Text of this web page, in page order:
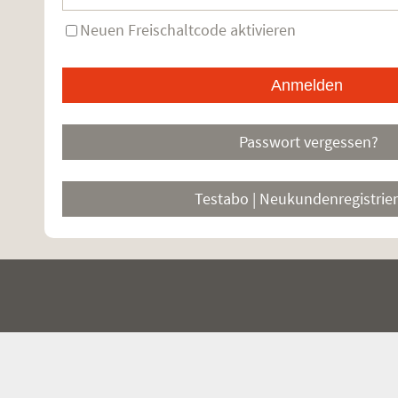
Neuen Freischaltcode aktivieren
Passwort vergessen?
Testabo |